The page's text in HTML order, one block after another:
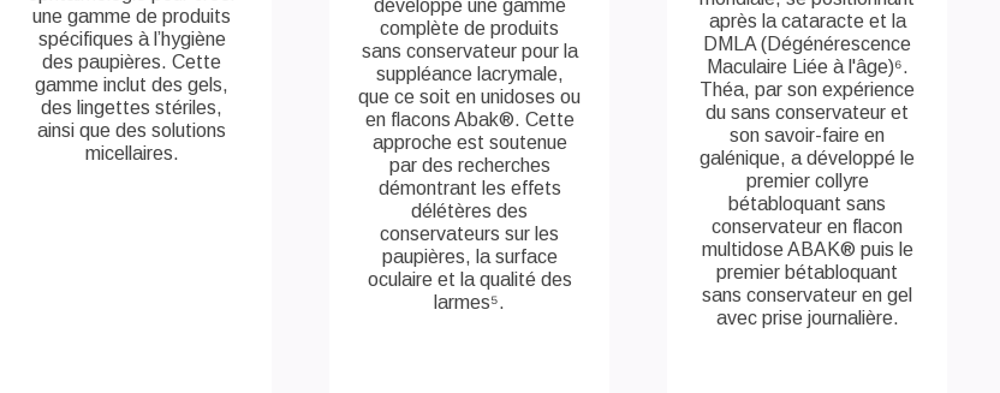
une gamme de produits
spécifiques à l’hygiène
des paupières. Cette
gamme inclut des gels,
des lingettes stériles,
ainsi que des solutions
micellaires.
développé une gamme
complète de produits
sans conservateur pour la
suppléance lacrymale,
que ce soit en unidoses ou
en flacons Abak®. Cette
approche est soutenue
par des recherches
démontrant les effets
délétères des
conservateurs sur les
paupières, la surface
oculaire et la qualité des
larmes⁵.
après la cataracte et la
DMLA (Dégénérescence
Maculaire Liée à l'âge)⁶.
Théa, par son expérience
du sans conservateur et
son savoir-faire en
galénique, a développé le
premier collyre
bétabloquant sans
conservateur en flacon
multidose ABAK® puis le
premier bétabloquant
sans conservateur en gel
avec prise journalière.